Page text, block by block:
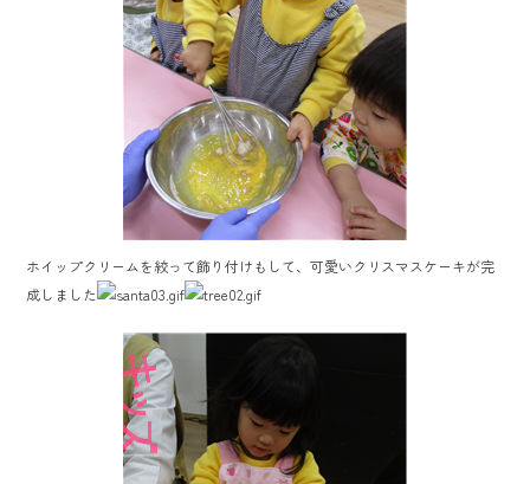
ホイップクリームを絞って飾り付けもして、可愛いクリスマスケーキが完
成しました